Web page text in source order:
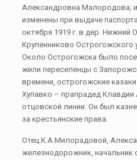
Александровна Малородова;
изменены при выдаче
октября 1919 г. в дер. Нижний
Крупенниково Острогожского
Около Острогожска было
жили переселенцы с
времени, острогожские
Хупавко – прапрадед
отцовской линии. Он был
за крестьянские права.
Отец К.А.Милорадовой,
железнодорожник, начальник